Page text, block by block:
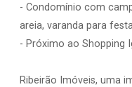
- Condomínio com
areia, varanda para
- Próximo ao Shopping
Ribeirão Imóveis, uma